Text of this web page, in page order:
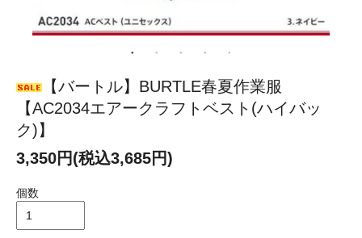
【バートル】BURTLE春夏作業服
【AC2034エアークラフトベスト(ハイバッ
ク)】
3,350円(税込3,685円)
個数